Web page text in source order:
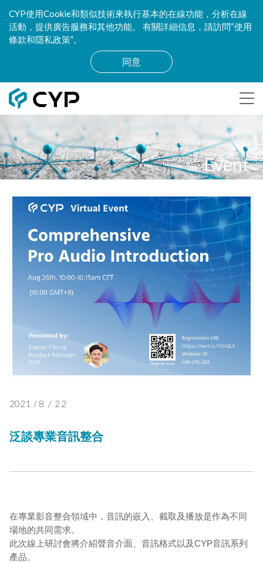
CYP使用Cookie和類似技術來執行基本的在線功能，分析在線
活動，提供廣告服務和其他功能。 有關詳細信息，請訪問“使用
條款和隱私政策”。
同意
Event
2021 / 8 / 22
泛談專業音訊整合
在專業影音整合領域中，音訊的嵌入、截取及播放是作為不同
場地的共同需求。
此次線上研討會將介紹聲音介面、音訊格式以及CYP音訊系列
產品。